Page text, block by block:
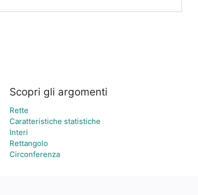
Scopri gli argomenti
Rette
Caratteristiche statistiche
Interi
Rettangolo
Circonferenza